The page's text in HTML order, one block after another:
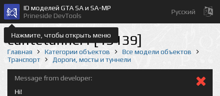
Нажмите, чтобы открыть меню
ID моделей GTA SA и SA-MP
Prineside DevTools
Русский
cuntetunnel1 [13139]
Главная Категории объектов
Все модели объектов
Транспорт
Дороги, мосты и туннели
Message from developer:
Hi!